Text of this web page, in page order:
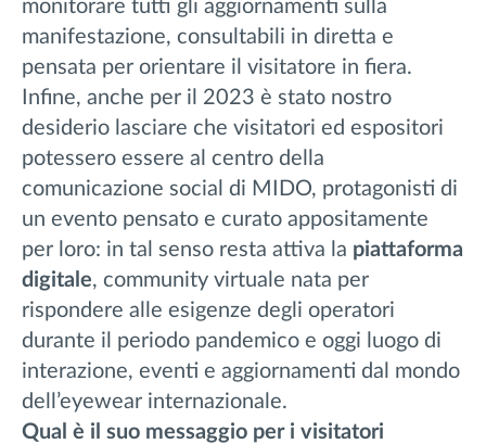
monitorare tutti gli aggiornamenti sulla
manifestazione, consultabili in diretta e
pensata per orientare il visitatore in fiera.
Infine, anche per il 2023 è stato nostro
desiderio lasciare che visitatori ed espositori
potessero essere al centro della
comunicazione social di MIDO, protagonisti di
un evento pensato e curato appositamente
per loro: in tal senso resta attiva la piattaforma
digitale, community virtuale nata per
rispondere alle esigenze degli operatori
durante il periodo pandemico e oggi luogo di
interazione, eventi e aggiornamenti dal mondo
dell’eyewear internazionale.
Qual è il suo messaggio per i visitatori